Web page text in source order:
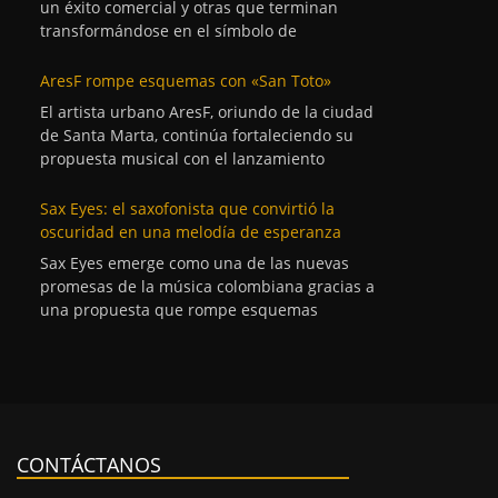
un éxito comercial y otras que terminan
transformándose en el símbolo de
AresF rompe esquemas con «San Toto»
El artista urbano AresF, oriundo de la ciudad
de Santa Marta, continúa fortaleciendo su
propuesta musical con el lanzamiento
Sax Eyes: el saxofonista que convirtió la
oscuridad en una melodía de esperanza
Sax Eyes emerge como una de las nuevas
promesas de la música colombiana gracias a
una propuesta que rompe esquemas
CONTÁCTANOS